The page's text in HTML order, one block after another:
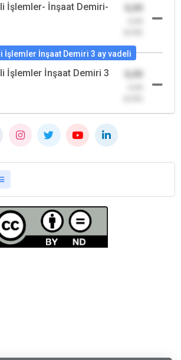
İşlemler- İnşaat Demiri-
İşlemler İnşaat Demiri 3 ay vadeli
İşlemler İnşaat Demiri 3